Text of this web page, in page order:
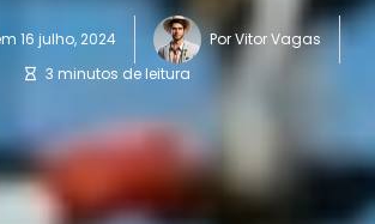
16 julho, 2024 PorVitor Vagas
3 minutos de leitura